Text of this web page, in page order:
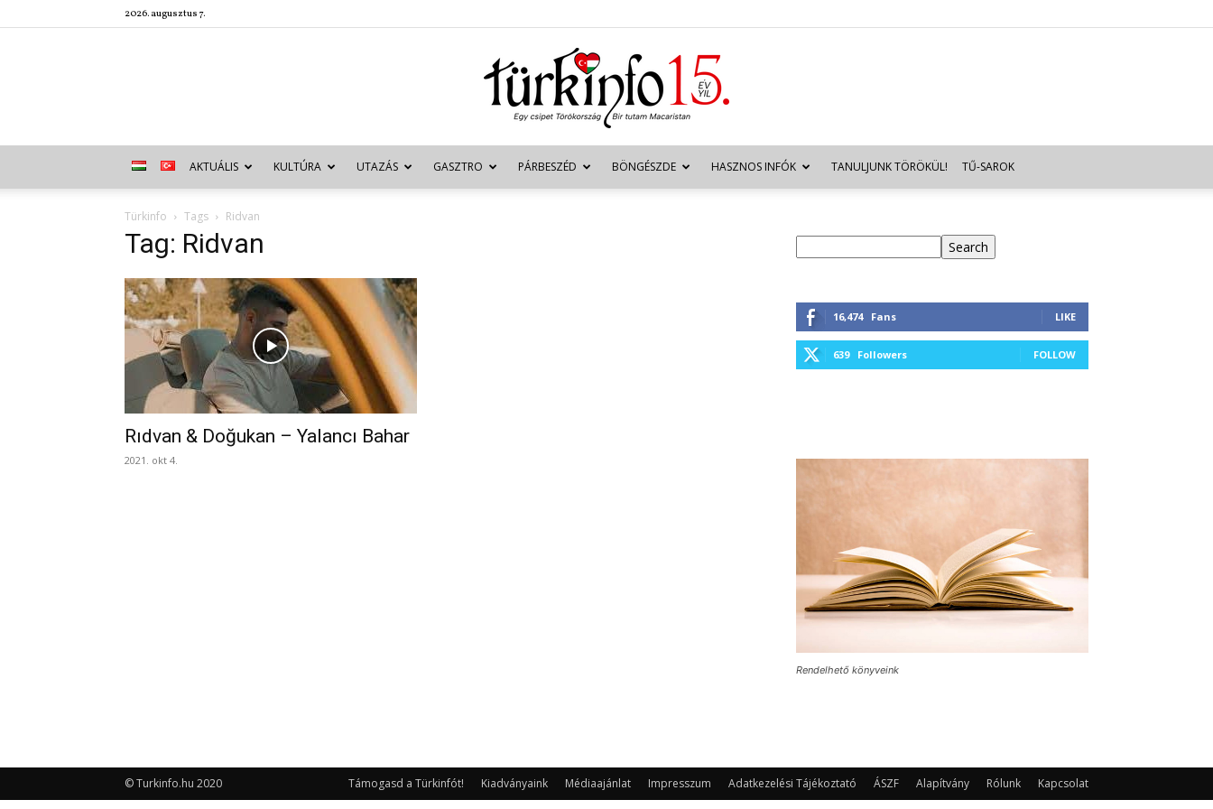
2026. augusztus 7.
Türkinfo
AKTUÁLIS KULTÚRA UTAZÁS GASZTRO PÁRBESZÉD BÖNGÉSZDE HASZNOS INFÓK TANULJUNK TÖRÖKÜL! TŰ-SAROK
Türkinfo Tags Ridvan
Tag: Ridvan
Rıdvan & Doğukan – Yalancı Bahar
2021. okt 4.
Search
16,474 Fans LIKE
639 Followers FOLLOW
Rendelhető könyveink
Támogasd a Türkinfót! Kiadványaink Médiaajánlat Impresszum Adatkezelési Tájékoztató ÁSZF Alapítvány Rólunk Kapcsolat
© Turkinfo.hu 2020